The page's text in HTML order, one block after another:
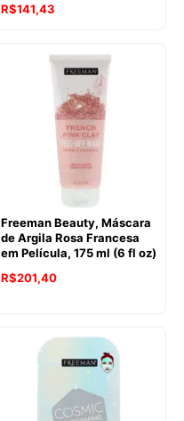
R$141,43
Freeman Beauty, Máscara
de Argila Rosa Francesa
em Película, 175 ml (6 fl oz)
R$201,40